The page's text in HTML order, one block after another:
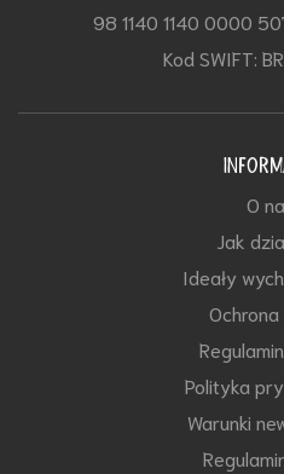
98 1140 1140 0000
Kod SWIFT:
O
Jak
Ideały
Ochrona
Polityka
Warunki